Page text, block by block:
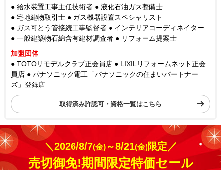
● 給水装置工事主任技術者 ● 液化石油ガス整備士
● 宅地建物取引士 ● ガス機器設置スペシャリスト
● ガス可とう管接続工事監督者 ● インテリアコーディネイター
● 一般建築物石綿含有建材調査者 ● リフォーム提案士
加盟団体
● TOTOリモデルクラブ正会員店 ● LIXILリフォームネット正会
員店 ● パナソニック電工「パナソニックの住まいパートナー
ズ」登録店
取得済み許認可・資格一覧はこちら
＼2026/8/7(金)～8/21(金)限定／
売切御免!期間限定特価セール